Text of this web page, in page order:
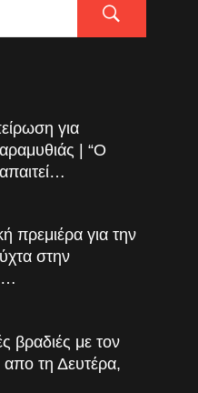
για
| “Ο
πρεμιέρα για την
στην
βραδιές με τον
απο τη Δευτέρα,